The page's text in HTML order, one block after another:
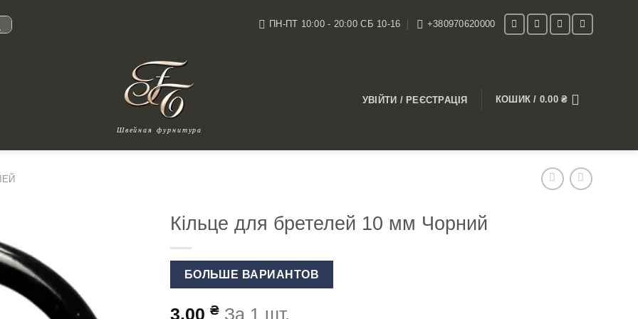
ПН-ПТ 10:00 - 20:00 СБ 10-16 +380970620000
Швейная фурнитура
УВІЙТИ / РЕЄСТРАЦІЯ КОШИК / 0.00₴
Кільце для бретелей 10 мм Чорний
БОЛЬШЕ ВАРИАНТОВ
3.00 ₴ За 1 шт.